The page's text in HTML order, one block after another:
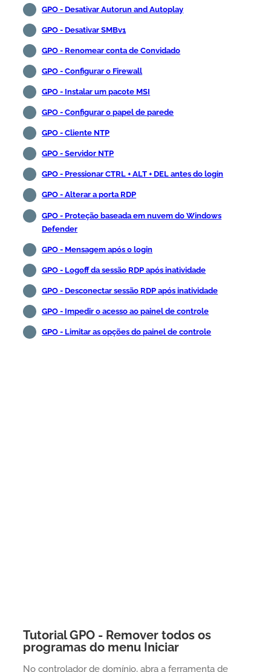
GPO - Desativar Autorun and Autoplay
GPO - Desativar SMBv1
GPO - Renomear conta de Convidado
GPO - Configurar o Firewall
GPO - Instalar um pacote MSI
GPO - Configurar o papel de parede
GPO - Cliente NTP
GPO - Servidor NTP
GPO - Pressionar CTRL + ALT + DEL antes do login
GPO - Alterar a porta RDP
GPO - Proteção baseada em nuvem do Windows
Defender
GPO - Mensagem após o login
GPO - Logoff da sessão RDP após inatividade
GPO - Desconectar sessão RDP após inatividade
GPO - Impedir o acesso ao painel de controle
GPO - Limitar as opções do painel de controle
Tutorial GPO - Remover todos os
programas do menu Iniciar
No controlador de domínio, abra a ferramenta de